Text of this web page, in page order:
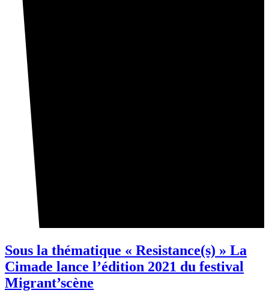
Sous la thématique « Resistance(s) » La
Cimade lance l’édition 2021 du festival
Migrant’scène